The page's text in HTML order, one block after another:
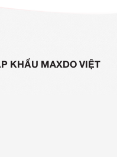
KHẨU MAXDO VIỆT